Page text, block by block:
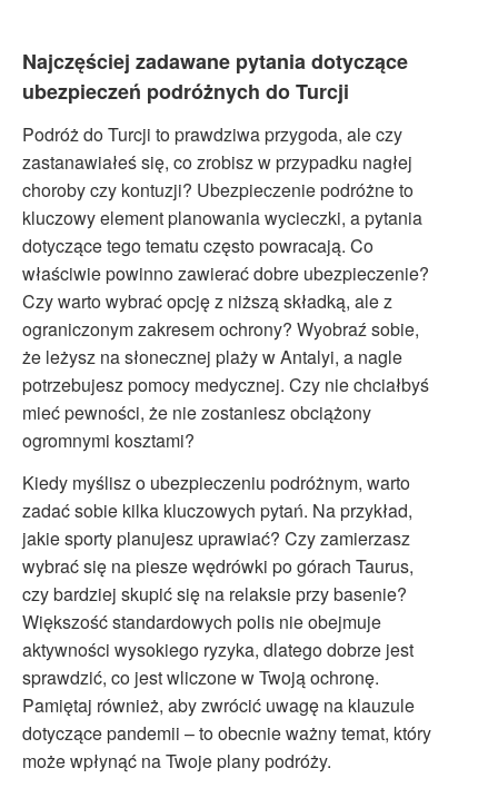
Najczęściej zadawane pytania dotyczące
ubezpieczeń podróżnych do Turcji
Podróż do Turcji to prawdziwa przygoda, ale czy
zastanawiałeś się, co zrobisz w przypadku nagłej
choroby czy kontuzji? Ubezpieczenie podróżne to
kluczowy element planowania wycieczki, a pytania
dotyczące tego tematu często powracają. Co
właściwie powinno zawierać dobre ubezpieczenie?
Czy warto wybrać opcję z niższą składką, ale z
ograniczonym zakresem ochrony? Wyobraź sobie,
że leżysz na słonecznej plaży w Antalyi, a nagle
potrzebujesz pomocy medycznej. Czy nie chciałbyś
mieć pewności, że nie zostaniesz obciążony
ogromnymi kosztami?
Kiedy myślisz o ubezpieczeniu podróżnym, warto
zadać sobie kilka kluczowych pytań. Na przykład,
jakie sporty planujesz uprawiać? Czy zamierzasz
wybrać się na piesze wędrówki po górach Taurus,
czy bardziej skupić się na relaksie przy basenie?
Większość standardowych polis nie obejmuje
aktywności wysokiego ryzyka, dlatego dobrze jest
sprawdzić, co jest wliczone w Twoją ochronę.
Pamiętaj również, aby zwrócić uwagę na klauzule
dotyczące pandemii – to obecnie ważny temat, który
może wpłynąć na Twoje plany podróży.